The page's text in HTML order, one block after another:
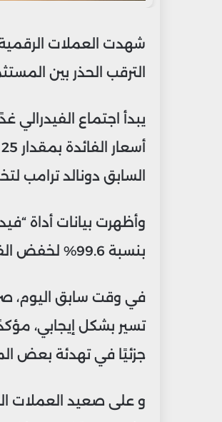
شهدت العملات الرقمية
الترقب الحذر بين
يبدأ اجتماع
السابق دونالد ترامب
وأظهرت بيانات أداة
بنسبة 99.6% لخفض الفائدة، مقابل 0.4% فقط لإبقائها دون تغيير.
في وقت سابق اليوم،
تسير بشكل إيجابي،
جزئيًا في تهدئة بعض